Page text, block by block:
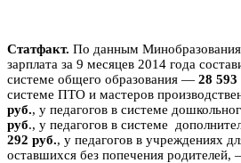
Статфакт. По данным
зарплата за 9 месяцев 2014 года
системе общего образования — 28 593
системе ПТО и мастеров
руб., у педагогов в системе
руб., у педагогов в системе
292 руб., у педагогов в учреждениях
оставшихся без попечения родителей,